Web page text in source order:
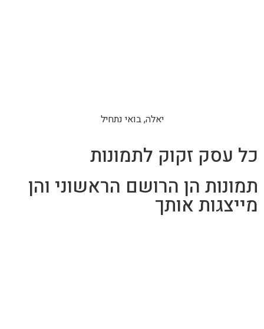
יאלה, בואי נתחיל
כל עסק זקוק לתמונות
תמונות הן הרושם הראשוני והן
מייצגות אותך